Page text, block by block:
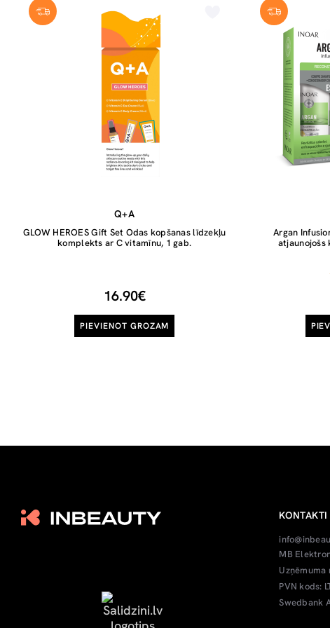
Q+A
GLOW HEROES Gift Set Odas kopšanas līdzekļu
komplekts ar C vitamīnu, 1 gab.
16.90€
PIEVIENOT GROZAM
Argan
atjaunojošs
KONTAKTI
MB
Uzņēmuma
PVN kods:
Swedbank